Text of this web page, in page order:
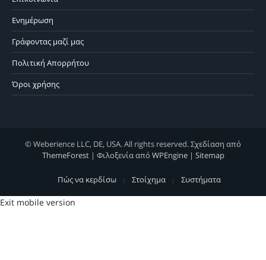
Ενημέρωση
Γράφοντας μαζί μας
Πολιτική Απορρήτου
Όροι χρήσης
© Weberience LLC, DE, USA. All rights reserved. Σχεδίαση από
ThemeForest| Φιλοξενία από WPEngine| Sitemap
Πώς να κερδίσω Στοίχημα Συστήματα
Exit mobile version